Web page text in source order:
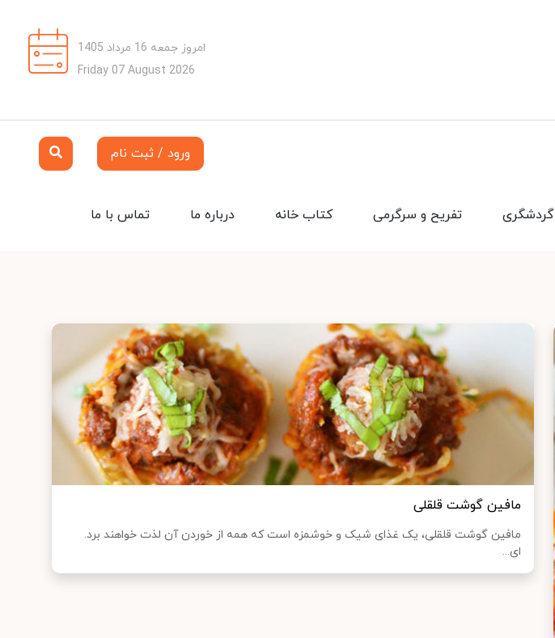
امروز جمعه 16 مرداد 1405
Friday 07 August 2026
ورود / ثبت نام
تماس با ما درباره ما کتاب خانه تفریح و سرگرمی گردشگری
مافین گوشت قلقلی
مافین گوشت قلقلی، یک غذای شیک و خوشمزه است که همه از خوردن آن لذت خواهند برد.
ای...